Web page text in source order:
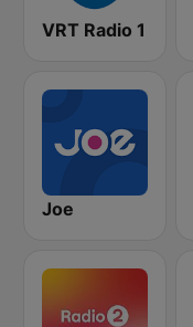
VRT Radio 1
Joe